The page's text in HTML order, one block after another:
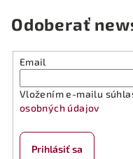
Odoberať
Email
Vložením e-mailu
osobných údajov
Prihlásiť sa